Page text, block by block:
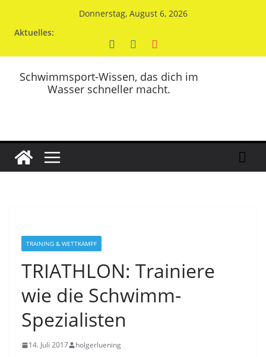
Donnerstag, August 6, 2026
Aktuelles:
Schwimmsport-Wissen, das dich im
Wasser schneller macht.
TRAINING & WETTKAMPF
TRIATHLON: Trainiere
wie die Schwimm-
Spezialisten
14. Juli 2017 holgerluening